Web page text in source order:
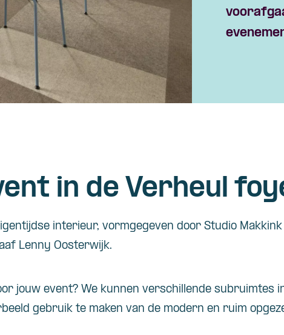
in de Verheul
interieur, vormgegeven door Studio
Lenny Oosterwijk.
jouw event? We kunnen verschillende subruimtes
gebruik te maken van de modern en ruim